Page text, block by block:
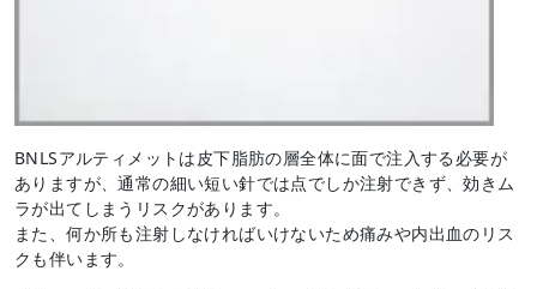
BNLSアルティメットは皮下脂肪の層全体に面で注入する必要が
ありますが、通常の細い短い針では点でしか注射できず、効きム
ラが出てしまうリスクがあります。
また、何か所も注射しなければいけないため痛みや内出血のリス
クも伴います。